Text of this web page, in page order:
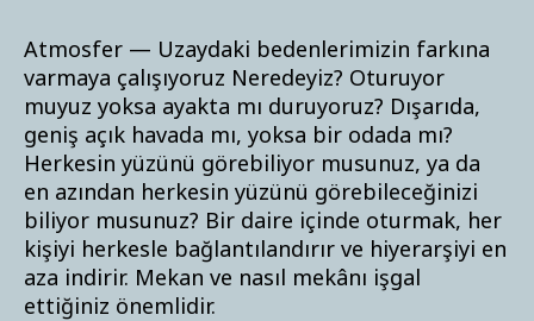
Atmosfer — Uzaydaki bedenlerimizin farkına
varmaya çalışıyoruz Neredeyiz? Oturuyor
muyuz yoksa ayakta mı duruyoruz? Dışarıda,
geniş açık havada mı, yoksa bir odada mı?
Herkesin yüzünü görebiliyor musunuz, ya da
en azından herkesin yüzünü görebileceğinizi
biliyor musunuz? Bir daire içinde oturmak, her
kişiyi herkesle bağlantılandırır ve hiyerarşiyi en
aza indirir. Mekan ve nasıl mekânı işgal
ettiğiniz önemlidir.